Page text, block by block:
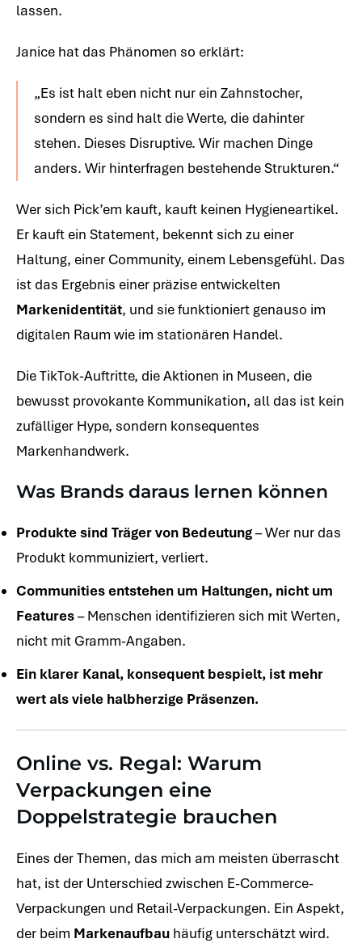
lassen.
Janice hat das Phänomen so erklärt:
„Es ist halt eben nicht nur ein Zahnstocher,
sondern es sind halt die Werte, die dahinter
stehen. Dieses Disruptive. Wir machen Dinge
anders. Wir hinterfragen bestehende Strukturen.“
Wer sich Pick’em kauft, kauft keinen Hygieneartikel.
Er kauft ein Statement, bekennt sich zu einer
Haltung, einer Community, einem Lebensgefühl. Das
ist das Ergebnis einer präzise entwickelten
Markenidentität, und sie funktioniert genauso im
digitalen Raum wie im stationären Handel.
Die TikTok-Auftritte, die Aktionen in Museen, die
bewusst provokante Kommunikation, all das ist kein
zufälliger Hype, sondern konsequentes
Markenhandwerk.
Was Brands daraus lernen können
Produkte sind Träger von Bedeutung– Wer nur das
Produkt kommuniziert, verliert.
Communities entstehen um Haltungen, nicht um
Features– Menschen identifizieren sich mit Werten,
nicht mit Gramm-Angaben.
Ein klarer Kanal, konsequent bespielt, ist mehr
wert als viele halbherzige Präsenzen.
Online vs. Regal: Warum
Verpackungen eine
Doppelstrategie brauchen
Eines der Themen, das mich am meisten überrascht
hat, ist der Unterschied zwischen E-Commerce-
Verpackungen und Retail-Verpackungen. Ein Aspekt,
der beim Markenaufbau häufig unterschätzt wird.